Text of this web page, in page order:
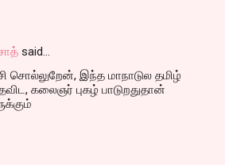
said…
சொல்லுறேன், இந்த மாநாடுல தமிழ்
கலைஞர் புகழ் பாடுறதுதான்